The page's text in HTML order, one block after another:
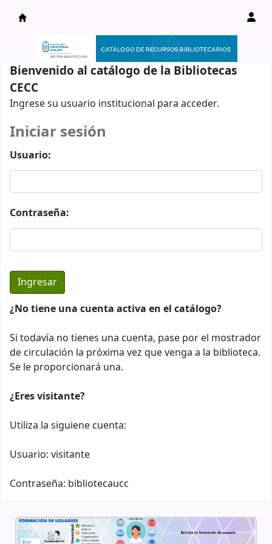
Catálogo en línea
Bienvenido al catálogo de la Bibliotecas
CECC
Ingrese su usuario institucional para acceder.
Iniciar sesión
Usuario:
Contraseña:
¿No tiene una cuenta activa en el catálogo?
Si todavía no tienes una cuenta, pase por el mostrador
de circulación la próxima vez que venga a la biblioteca.
Se le proporcionará una.
¿Eres visitante?
Utiliza la siguiene cuenta:
Usuario: visitante
Contraseña: bibliotecaucc